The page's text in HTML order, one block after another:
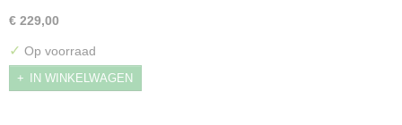
€ 229,00
✓ Op voorraad
IN WINKELWAGEN